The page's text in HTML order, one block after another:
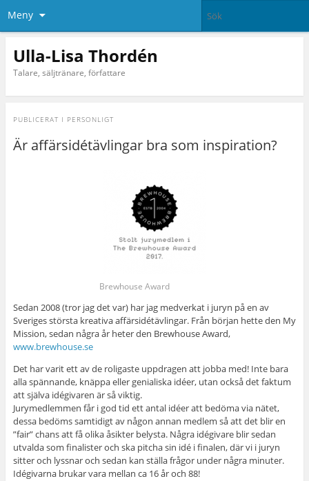
Meny
Ulla-Lisa Thordén
Talare, säljtränare, författare
PUBLICERAT I PERSONLIGT
Är affärsidétävlingar bra som inspiration?
Brewhouse Award
Sedan 2008 (tror jag det var) har jag medverkat i juryn på en av
Sveriges största kreativa affärsidétävlingar. Från början hette den My
Mission, sedan några år heter den Brewhouse Award,
www.brewhouse.se
Det har varit ett av de roligaste uppdragen att jobba med! Inte bara
alla spännande, knäppa eller genialiska idéer, utan också det faktum
att själva idégivaren är så viktig.
Jurymedlemmen får i god tid ett antal idéer att bedöma via nätet,
dessa bedöms samtidigt av någon annan medlem så att det blir en
”fair” chans att få olika åsikter belysta. Några idégivare blir sedan
utvalda som finalister och ska pitcha sin idé i finalen, där vi i juryn
sitter och lyssnar och sedan kan ställa frågor under några minuter.
Idégivarna brukar vara mellan ca 16 år och 88!